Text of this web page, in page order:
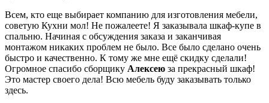
Всем, кто еще выбирает компанию для изготовления мебели,
советую Кухни мол! Не пожалеете! Я заказывала шкаф-купе в
спальню. Начиная с обсуждения заказа и заканчивая
монтажом никаких проблем не было. Все было сделано очень
быстро и качественно. К тому же мне ещё скидку сделали!
Огромное спасибо сборщику Алексею за прекрасный шкаф!
Это мастер своего дела! Всю мебель буду заказывать только
здесь.